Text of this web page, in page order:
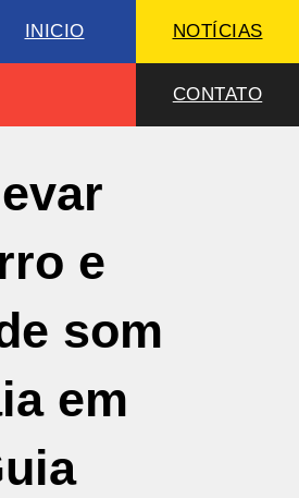
INICIO NOTÍCIAS
CONTATO
e
som
em